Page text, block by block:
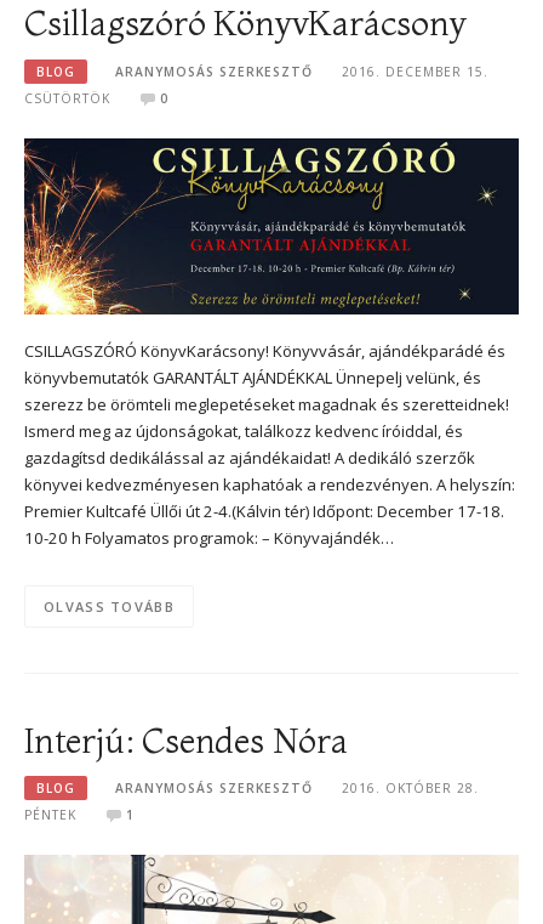
Csillagszóró KönyvKarácsony
BLOG ARANYMOSÁS SZERKESZTŐ
2016. DECEMBER 15.
CSÜTÖRTÖK
0
CSILLAGSZÓRÓ KönyvKarácsony! Könyvvásár, ajándékparádé és
könyvbemutatók GARANTÁLT AJÁNDÉKKAL Ünnepelj velünk, és
szerezz be örömteli meglepetéseket magadnak és szeretteidnek!
Ismerd meg az újdonságokat, találkozz kedvenc íróiddal, és
gazdagítsd dedikálással az ajándékaidat! A dedikáló szerzők
könyvei kedvezményesen kaphatóak a rendezvényen. A helyszín:
Premier Kultcafé Üllői út 2-4.(Kálvin tér) Időpont: December 17-18.
10-20 h Folyamatos programok: – Könyvajándék…
OLVASS TOVÁBB
Interjú: Csendes Nóra
BLOG ARANYMOSÁS SZERKESZTŐ
2016. OKTÓBER 28.
PÉNTEK
1